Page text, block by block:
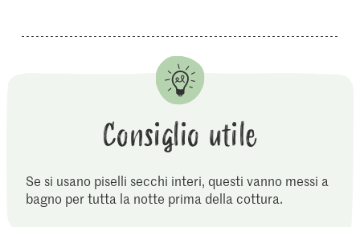
Consiglio utile
Se si usano piselli secchi interi, questi vanno messi a
bagno per tutta la notte prima della cottura.